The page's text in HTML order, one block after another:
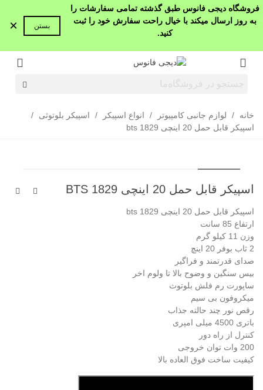
فروشگاه دیجی فانوس طبق گذشته تمامی سفارشات را
به روز ارسال میکند با خیال راحت سفارش خود را ثبت
کنید.
بستن ×
خانه / لوازم جانبی کامپیوتر / انواع اسپیکر / اسپیکر بلوتوثی
/
اسپیکر قابل حمل 20 اینچی bts 1829
اسپیکر قابل حمل 20 اینچی BTS 1829
اسپیکر قابل حمل 20 اینچی bts 1829
ارتفاع 85 سانت
وزن 11 کیلو گرم
2 ثاب بوفر 20 اینچ
صدای قدرتمند و فراگیر
بیس سنگین و وضوح بالا تا ولوم اخر
ساپورت رم فلش بلوتوث
میکروفون بی سیم
رقص نور چند حالته جذاب
باتری 4500 میلی امپری
کنترل از راه دور
200 وات توان خروجی
کیفیت ساخت فوق العاده بالا